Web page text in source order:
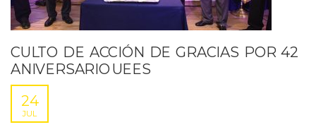
CULTO DE ACCIÓN DE GRACIAS POR 42
ANIVERSARIO UEES​
24
JUL